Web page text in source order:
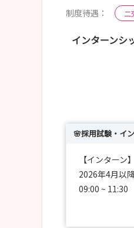
制度待遇：
二
インターンシ
🌸採用試験・イ
【インターン】
2026年4月以
09:00 ~ 11:30
＊平日（水